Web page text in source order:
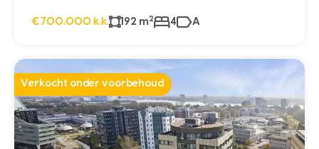
€ 700.000 k.k. 192 m2 4 A
Verkocht onder voorbehoud